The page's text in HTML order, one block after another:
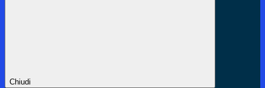
Chiudi